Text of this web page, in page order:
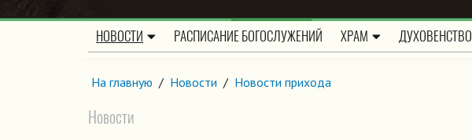
НОВОСТИ РАСПИСАНИЕ БОГОСЛУЖЕНИЙ ХРАМ ДУХОВЕНСТВО
На главную / Новости / Новости прихода
Новости